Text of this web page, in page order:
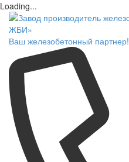
Loading...
Ваш железобетонный партнер!